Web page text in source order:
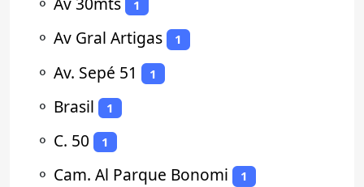
1
⚬ Av Gral Artigas 1
⚬ Av. Sepé 51 1
⚬ Brasil 1
⚬ C. 50 1
⚬ Cam. Al Parque Bonomi 1